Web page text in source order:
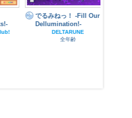
でるみねっ！ -Fill Our
Dellumination!-
DELTARUNE
全年齢